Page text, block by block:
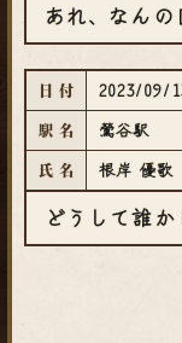
あれ、なんの
日付 2023/09/
駅名 鶯谷駅
氏名 根岸 優歌
どうして誰